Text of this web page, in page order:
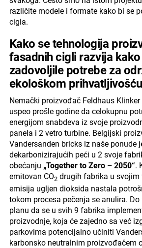
različite modele i formate kako bi se
cigla.
Kako se tehnologija
fasadnih cigli razvija
zadovoljile potrebe za
ekološkom
Nemački proizvođač Feldhaus Klinker
uspeo prošle godine da celokupnu
energijom snabdeva iz svoje
panela i 2 vetro turbine. Belgijski
Vandersanden bricks iz naše ponude
dekarbonizirajućih peći u 2 svoje
obećanju „Together to Zero – 2050“.
emitovan CO2drugih fabrika u svojim
emisija ugljen dioksida nastala
tokom procesa pečenja se anulira. Do
planu da se u svih 9 fabrika
proizvodnje, koja će zajedno sa već
parkovima potencijalno učiniti
karbonsko neutralnim proizvođačem